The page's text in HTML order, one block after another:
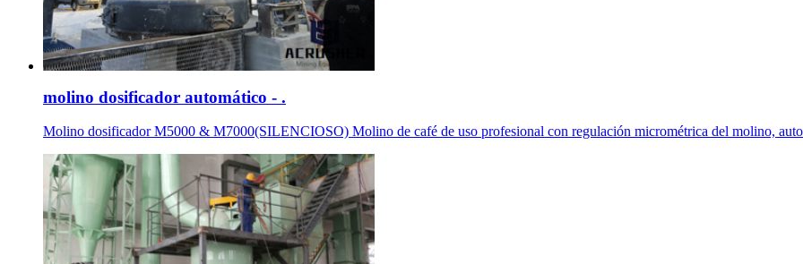
molino dosificador automático - .
Molino dosificador M5000 & M7000(SILENCIOSO) Molino de café de uso profesional con regulación micrométrica del molino,